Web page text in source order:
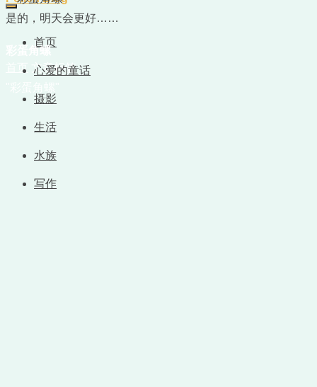
是的，明天会更好……
首页
心爱的童话
摄影
生活
水族
写作
彩蛋角螺
首页
文章标签